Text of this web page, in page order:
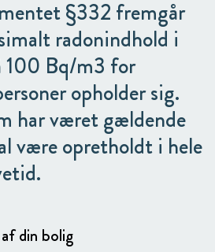
§332 fremgår
radonindhold i
100 Bq/m3 for
opholder sig.
har været gældende
være opretholdt i hele
din bolig